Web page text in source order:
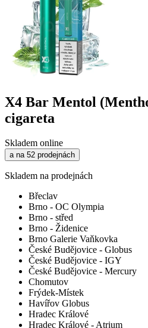
X4 Bar Mentol
cigareta
Skladem online
a na 52 prodejnách
Skladem na prodejnách
Břeclav
Brno - OC Olympia
Brno - střed
Brno - Židenice
Brno Galerie Vaňkovka
České Budějovice - Globus
České Budějovice - IGY
České Budějovice - Mercury
Chomutov
Frýdek-Místek
Havířov Globus
Hradec Králové
Hradec Králové - Atrium